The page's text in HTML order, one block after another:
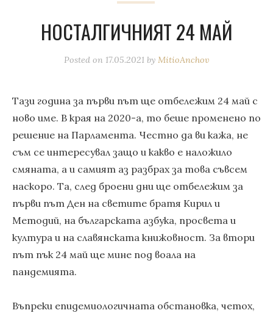
НОСТАЛГИЧНИЯТ 24 МАЙ
Posted on 17.05.2021 by MitioAnchov
Тази година за първи път ще отбележим 24 май с
ново име. В края на 2020-а, то беше променено по
решение на Парламента. Честно да ви кажа, не
съм се интересувал защо и какво е наложило
смяната, а и самият аз разбрах за това съвсем
наскоро. Та, след броени дни ще отбележим за
първи път Ден на светите братя Кирил и
Методий, на българската азбука, просвета и
култура и на славянската книжовност. За втори
път пък 24 май ще мине под воала на
пандемията.
Въпреки епидемиологичната обстановка, четох,